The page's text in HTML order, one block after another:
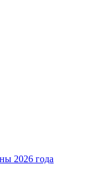
2026 года